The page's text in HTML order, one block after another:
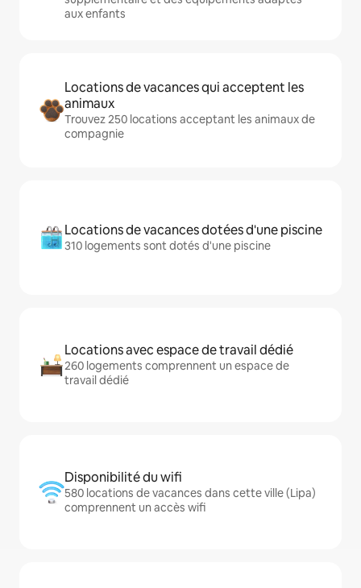
aux enfants
Locations de vacances qui acceptent les
animaux
Trouvez 250 locations acceptant les animaux de
compagnie
Locations de vacances dotées d'une piscine
310 logements sont dotés d'une piscine
Locations avec espace de travail dédié
260 logements comprennent un espace de
travail dédié
Disponibilité du wifi
580 locations de vacances dans cette ville (Lipa)
comprennent un accès wifi